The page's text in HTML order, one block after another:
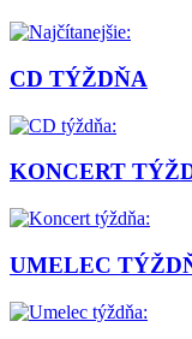
CD TÝŽDŇA
KONCERT
UMELEC